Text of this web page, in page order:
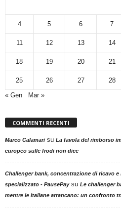
4 5 6 7
11 12 13 14
18 19 20 21
25 26 27
28
« Gen
Mar »
COMMENTI RECENTI
Marco Calamarisu La favola del rimborso
europeo sulle frodi non dice
Challenger bank, concentrazione di ricavo
specializzato - PausePaysu Le challenger
mentre le italiane arrancano: un confronto